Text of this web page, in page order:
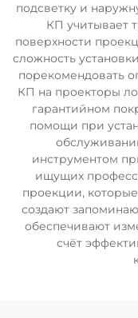
подсветку и
КП учитывает
поверхности
сложность
порекомендовать
КП на проекторы
гарантийном
помощи при
инструментом
ищущих
проекции,
создают
обеспечивают
счёт